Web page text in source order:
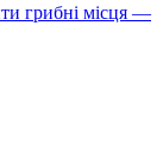
грибні місця —